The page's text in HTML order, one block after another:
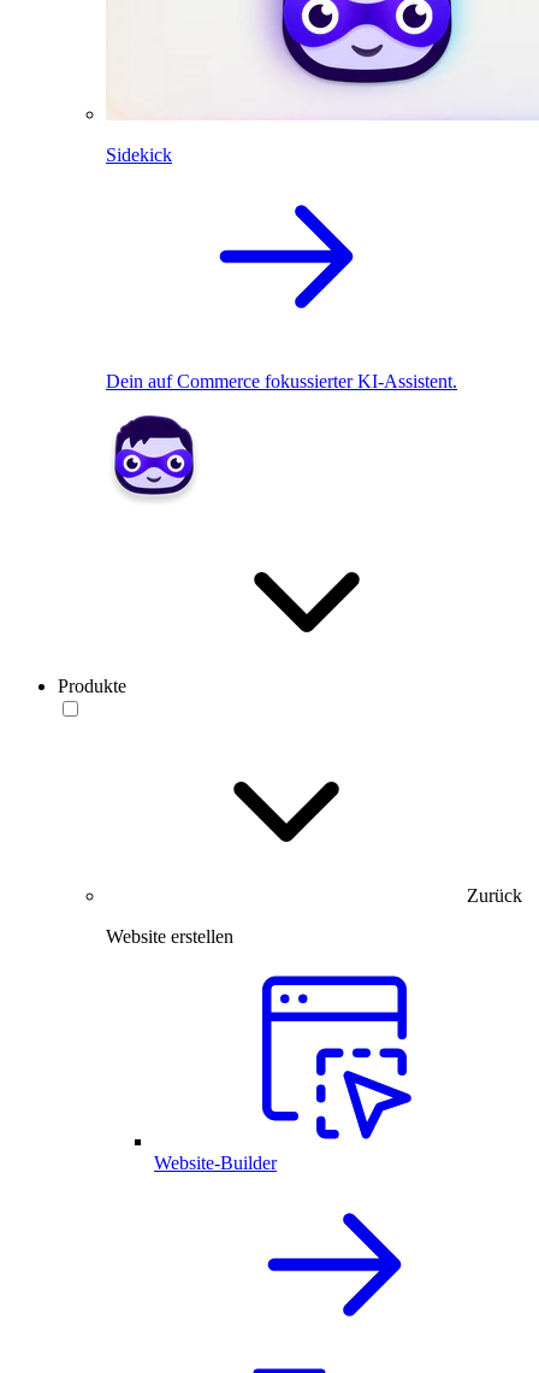
Sidekick
Dein auf Commerce fokussierter KI-Assistent.
Produkte
Zurück
Website erstellen
Website-Builder